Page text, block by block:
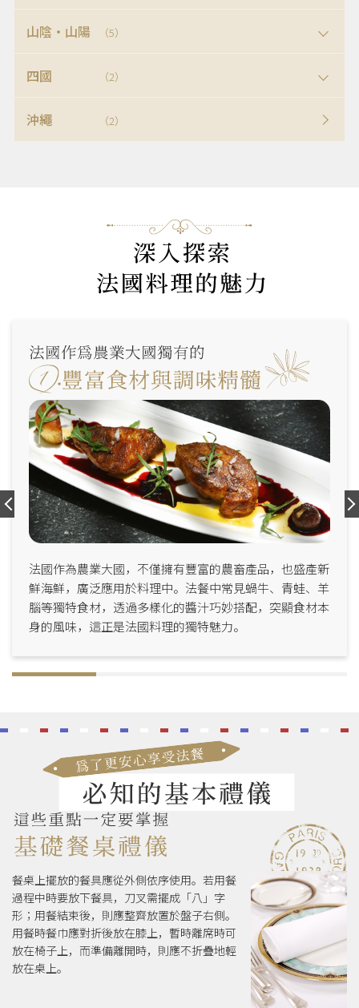
山陰・山陽 （5）
四國 （2）
沖繩 （2）
法國作為農業大國，不僅擁有豐富的農畜產品，也盛產新
鮮海鮮，廣泛應用於料理中。法餐中常見蝸牛、青蛙、羊
腦等獨特食材，透過多樣化的醬汁巧妙搭配，突顯食材本
身的風味，這正是法國料理的獨特魅力。
餐桌上擺放的餐具應從外側依序使用。若用餐
過程中時要放下餐具，刀叉需擺成「八」字
形；用餐結束後，則應整齊放置於盤子右側。
用餐時餐巾應對折後放在膝上，暫時離席時可
放在椅子上，而準備離開時，則應不折疊地輕
放在桌上。